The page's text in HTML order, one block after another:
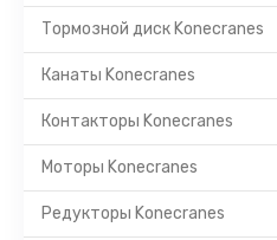
Тормозной диск Konecranes
Канаты Konecranes
Контакторы Konecranes
Моторы Konecranes
Редукторы Konecranes